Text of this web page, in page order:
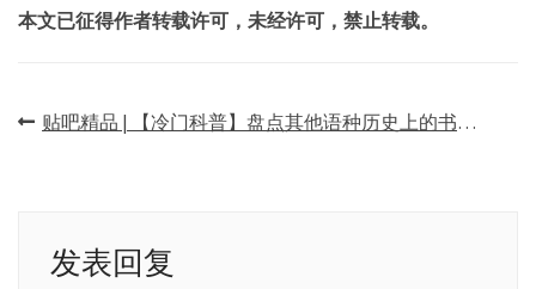
本文已征得作者转载许可，未经许可，禁止转载。
文
航
贴吧精品 | 【冷门科普】盘点其他语种历史上的书法著作与大师
发表回复